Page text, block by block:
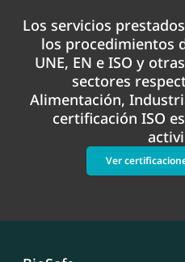
Los servicios
los procedimientos
UNE, EN e ISO y
sectores
Alimentación,
certificación ISO
Ver